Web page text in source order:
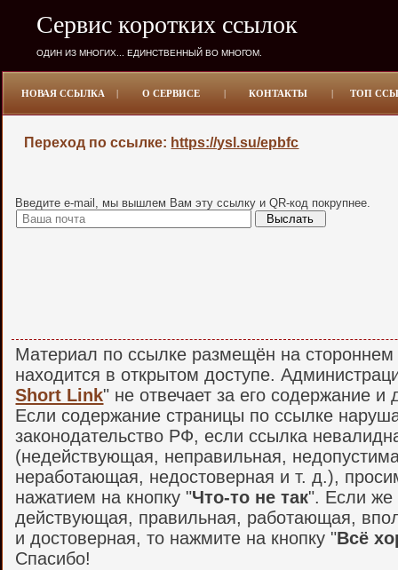
Сервис коротких ссылок
ОДИН ИЗ МНОГИХ... ЕДИНСТВЕННЫЙ ВО МНОГОМ.
НОВАЯ ССЫЛКА | О СЕРВИСЕ | КОНТАКТЫ | ТОП
Переход по ссылке: https://ysl.su/epbfc
Введите e-mail, мы вышлем Вам эту ссылку и QR-код покрупнее.
Материал по ссылке размещён на стороннем
находится в открытом доступе.
Short Link" не отвечает за его содержание и
Если содержание страницы по ссылке
законодательство РФ, если ссылка
(недействующая, неправильная,
неработающая, недостоверная и т. д.),
нажатием на кнопку "Что-то не так". Если же
действующая, правильная, работающая,
и достоверная, то нажмите на кнопку "Всё
Спасибо!